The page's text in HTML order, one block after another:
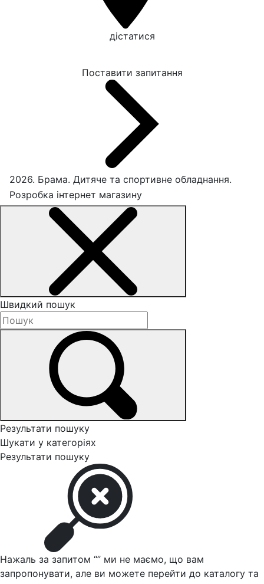
дістатися
Поставити запитання
2026. Брама. Дитяче та спортивне обладнання.
Розробка інтернет магазину
Швидкий пошук
Результати пошуку
Шукати у категоріях
Результати пошуку
Нажаль за запитом “” ми не маємо, що вам
запропонувати, але ви можете перейти до каталогу та